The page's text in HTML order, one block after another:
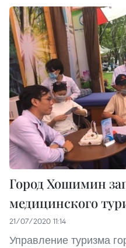
Город Хошимин
медицинского
21/07/2020 11:14
Управление туризма